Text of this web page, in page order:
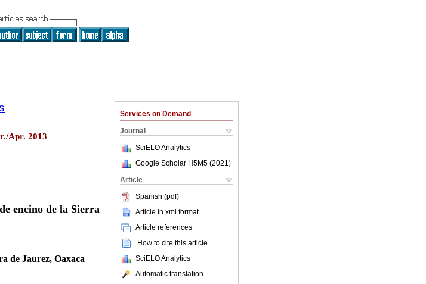
Services on Demand
Journal
SciELO Analytics
Google Scholar H5M5 (2021 )
Article
Spanish (pdf)
Article in xml format
Article references
How to cite this article
SciELO Analytics
Automatic translation
Apr. 2013
encino de la Sierra
de Jaurez, Oaxaca